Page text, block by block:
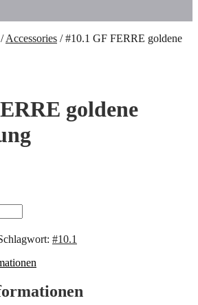
/Accessories /#10.1 GF FERRE goldene
goldene
#10.1